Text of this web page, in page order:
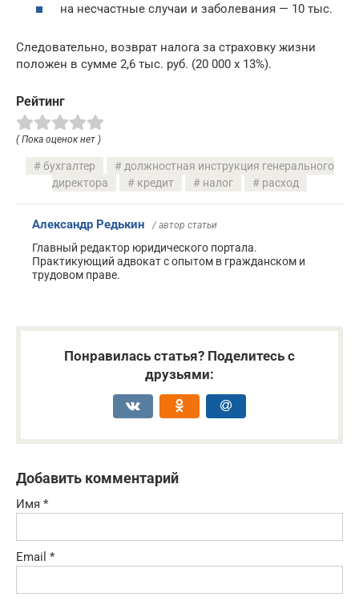
на несчастные случаи и заболевания — 10 тыс.
Следовательно, возврат налога за страховку жизни
положен в сумме 2,6 тыс. руб. (20 000 х 13%).
Рейтинг
( Пока оценок нет )
бухгалтер
должностная инструкция генерального
директора
кредит налог расход
Александр Редькин / автор статьи
Главный редактор юридического портала.
Практикующий адвокат с опытом в гражданском и
трудовом праве.
Понравилась статья? Поделитесь с
друзьями:
Добавить комментарий
Имя *
Email *